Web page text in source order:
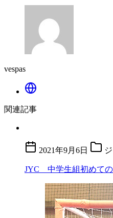
vespas
関連記事
2021年9月6日
JYC 中学生組初めて